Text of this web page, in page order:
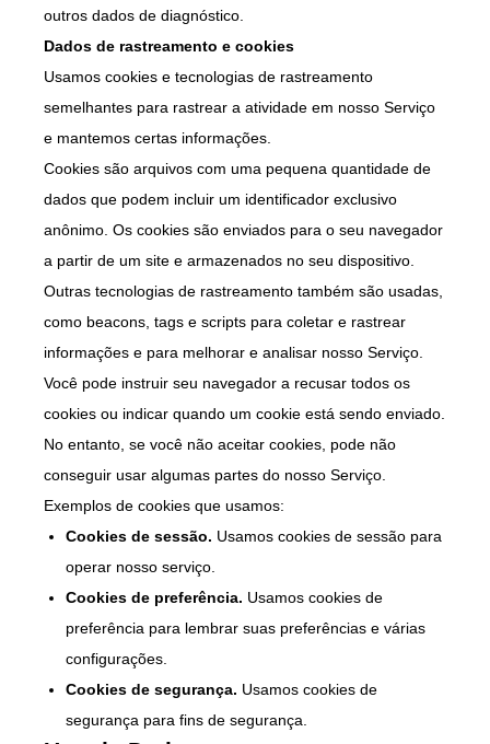
outros dados de diagnóstico.
Dados de rastreamento e cookies
Usamos cookies e tecnologias de rastreamento
semelhantes para rastrear a atividade em nosso Serviço
e mantemos certas informações.
Cookies são arquivos com uma pequena quantidade de
dados que podem incluir um identificador exclusivo
anônimo. Os cookies são enviados para o seu navegador
a partir de um site e armazenados no seu dispositivo.
Outras tecnologias de rastreamento também são usadas,
como beacons, tags e scripts para coletar e rastrear
informações e para melhorar e analisar nosso Serviço.
Você pode instruir seu navegador a recusar todos os
cookies ou indicar quando um cookie está sendo enviado.
No entanto, se você não aceitar cookies, pode não
conseguir usar algumas partes do nosso Serviço.
Exemplos de cookies que usamos:
Cookies de sessão. Usamos cookies de sessão para
operar nosso serviço.
Cookies de preferência. Usamos cookies de
preferência para lembrar suas preferências e várias
configurações.
Cookies de segurança. Usamos cookies de
segurança para fins de segurança.